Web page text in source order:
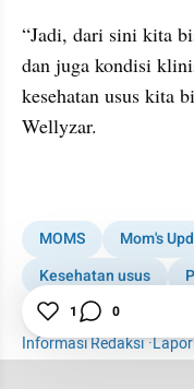
“Jadi, dari sini kita
dan juga kondisi
kesehatan usus kita
Wellyzar.
MOMS Mom's
Kesehatan usus
Probiotik
Informasi Redaksi·
1 0